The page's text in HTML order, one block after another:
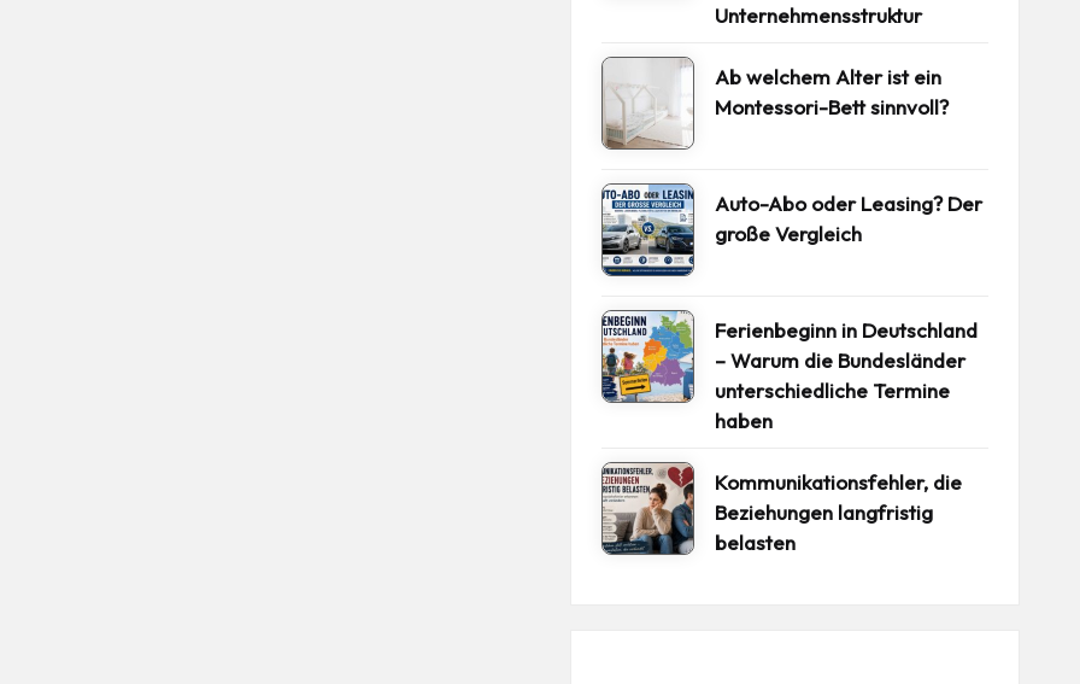
Unternehmensstruktur
Ab welchem Alter ist ein
Montessori-Bett sinnvoll?
Auto-Abo oder Leasing? Der
große Vergleich
Ferienbeginn in Deutschland
– Warum die Bundesländer
unterschiedliche Termine
haben
Kommunikationsfehler, die
Beziehungen langfristig
belasten